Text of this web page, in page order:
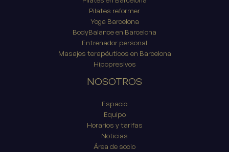
Pilates reformer
Yoga Barcelona
BodyBalance en Barcelona
Entrenador personal
Masajes terapéuticos en Barcelona
Hipopresivos
NOSOTROS
Espacio
Equipo
Horarios y tarifas
Noticias
Área de socio